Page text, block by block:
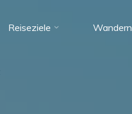
Reiseziele Wandern